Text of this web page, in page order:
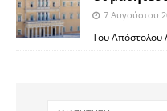
7 Αυγούστου
Του Απόστολου